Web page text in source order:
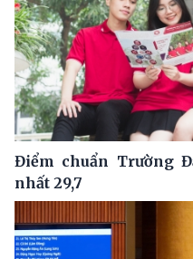
Điểm chuẩn Trường
nhất 29,7